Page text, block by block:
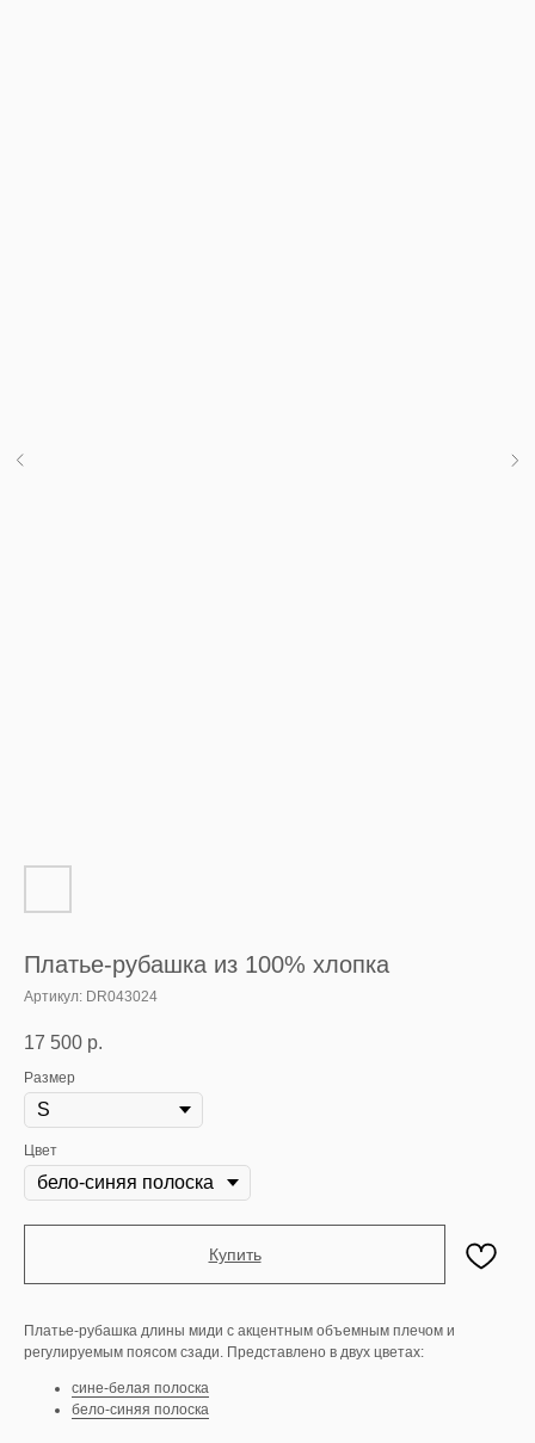
Платье-рубашка из 100% хлопка
Артикул: DR043024
17 500 р.
Размер
Цвет
Купить
Платье-рубашка длины миди с акцентным объемным плечом и
регулируемым поясом сзади. Представлено в двух цветах:
сине-белая полоска
бело-синяя полоска